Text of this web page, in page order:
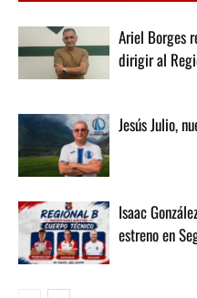
Ariel Borges
dirigir al
Jesús Julio,
Isaac
estreno en